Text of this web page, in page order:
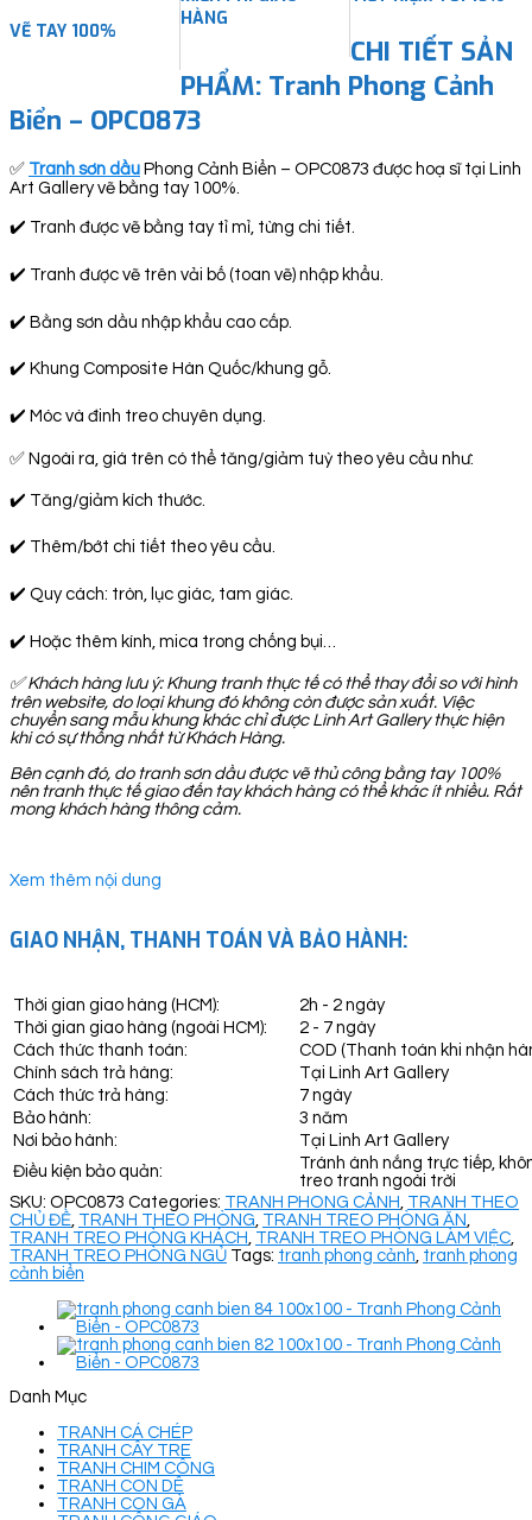
VẼ TAY 100%
HÀNG
CHI TIẾT SẢN
PHẨM: Tranh Phong Cảnh
Biển – OPC0873
✅ Tranh sơn dầu Phong Cảnh Biển – OPC0873 được hoạ sĩ tại Linh
Art Gallery vẽ bằng tay 100%.
✔️ Tranh được vẽ bằng tay tỉ mỉ, từng chi tiết.
✔️ Tranh được vẽ trên vải bố (toan vẽ) nhập khẩu.
✔️ Bằng sơn dầu nhập khẩu cao cấp.
✔️ Khung Composite Hàn Quốc/khung gỗ.
✔️ Móc và đinh treo chuyên dụng.
✅ Ngoài ra, giá trên có thể tăng/giảm tuỳ theo yêu cầu như:
✔️ Tăng/giảm kích thước.
✔️ Thêm/bớt chi tiết theo yêu cầu.
✔️ Quy cách: tròn, lục giác, tam giác.
✔️ Hoặc thêm kính, mica trong chống bụi…
✅Khách hàng lưu ý: Khung tranh thực tế có thể thay đổi so với hình
trên website, do loại khung đó không còn được sản xuất. Việc
chuyển sang mẫu khung khác chỉ được Linh Art Gallery thực hiện
khi có sự thống nhất từ Khách Hàng.
Bên cạnh đó, do tranh sơn dầu được vẽ thủ công bằng tay 100%
nên tranh thực tế giao đến tay khách hàng có thể khác ít nhiều. Rất
mong khách hàng thông cảm.
Xem thêm nội dung
GIAO NHẬN, THANH TOÁN VÀ BẢO HÀNH:
Thời gian giao hàng (HCM):
2h - 2 ngày
Thời gian giao hàng (ngoài HCM):
2 - 7 ngày
Cách thức thanh toán:
COD (Thanh toán khi nhận
Chính sách trả hàng:
Tại Linh Art Gallery
Cách thức trả hàng:
7 ngày
Bảo hành:
3 năm
Nơi bảo hành:
Tại Linh Art Gallery
Điều kiện bảo quản:
Tránh ánh nắng trực tiếp,
treo tranh ngoài trời
SKU: OPC0873 Categories: TRANH PHONG CẢNH, TRANH THEO
CHỦ ĐỀ, TRANH THEO PHÒNG, TRANH TREO PHÒNG ĂN,
TRANH TREO PHÒNG KHÁCH, TRANH TREO PHÒNG LÀM VIỆC,
TRANH TREO PHÒNG NGỦ Tags: tranh phong cảnh, tranh phong
cảnh biển
Danh Mục
TRANH CÁ CHÉP
TRANH CÂY TRE
TRANH CHIM CÔNG
TRANH CON DÊ
TRANH CON GÀ